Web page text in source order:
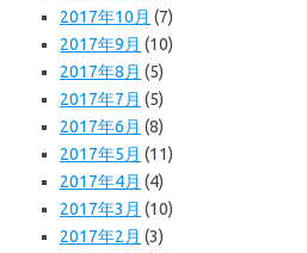
2017年10月 (7)
2017年9月 (10)
2017年8月 (5)
2017年7月 (5)
2017年6月 (8)
2017年5月 (11)
2017年4月 (4)
2017年3月 (10)
2017年2月 (3)